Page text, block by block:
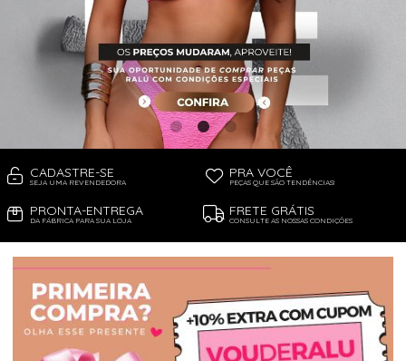
PIJAMA FEMININO
PIJAMA INFANTIL
PIJAMA MASCULINO
RASTEIRAS E PAPETES
ROUPÃO
SAÍDAS DE PRAIA
SANDÁLIAS
SHORTS E SAIAS
TÊNIS
TOP DE BIQUÍNI
TRICOTS
VESTIDOS
CADASTRE-SE
SEJA UMA REVENDEDORA
PRA VOCÊ
PEÇAS QUE SÃO TENDÊNCIAS!
PRONTA-ENTREGA
DA FÁBRICA PARA SUA LOJA
FRETE GRÁTIS
CONSULTE AS NOSSAS CONDIÇÕES